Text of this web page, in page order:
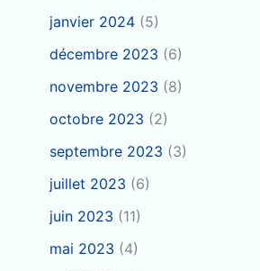
janvier 2024 (5)
décembre 2023 (6)
novembre 2023 (8)
octobre 2023 (2)
septembre 2023 (3)
juillet 2023 (6)
juin 2023 (11)
mai 2023 (4)